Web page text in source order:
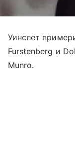
Уинслет
Furstenberg и
Munro.